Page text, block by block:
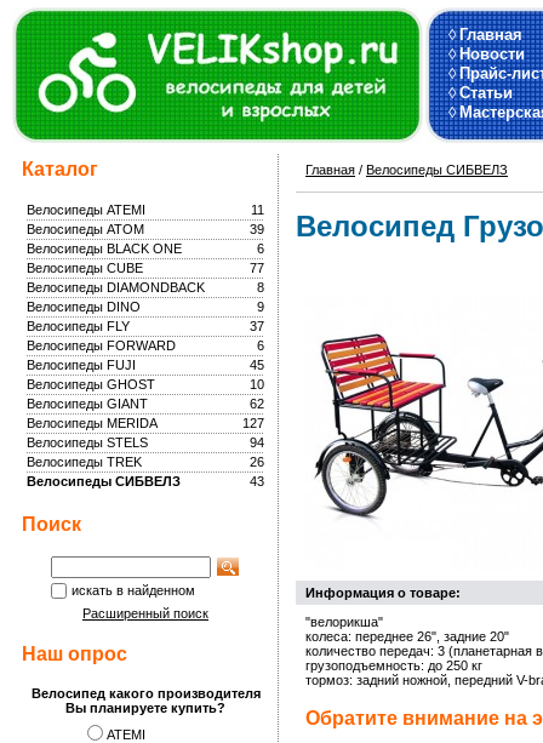
◊Главная
◊Новости
◊Прайс-
◊Статьи
◊
Каталог
11
Велосипеды ATEMI
39
Велосипеды ATOM
6
Велосипеды BLACK ONE
77
Велосипеды CUBE
8
Велосипеды DIAMONDBACK
9
Велосипеды DINO
37
Велосипеды FLY
6
Велосипеды FORWARD
45
Велосипеды FUJI
10
Велосипеды GHOST
62
Велосипеды GIANT
127
Велосипеды MERIDA
94
Велосипеды STELS
26
Велосипеды TREK
43
Велосипеды СИБВЕЛЗ
Поиск
искать в найденном
Расширенный поиск
Наш опрос
Велосипед какого производителя
Вы планируете купить?
ATEMI
Главная / Велосипеды СИБВЕЛЗ
Велосипед
Информация о товаре:
"велорикша"
колеса: переднее 26", задние 20"
количество передач: 3 (планетарная
грузоподъемность: до 250 кг
тормоз: задний ножной, передний V-
Обратите внимание на